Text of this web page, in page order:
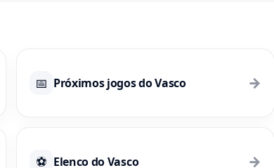
📅 Próximos jogos do Vasco →
⚽ Elenco do Vasco →